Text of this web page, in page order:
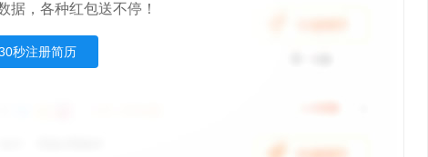
据，各种红包送不停！
秒注册简历